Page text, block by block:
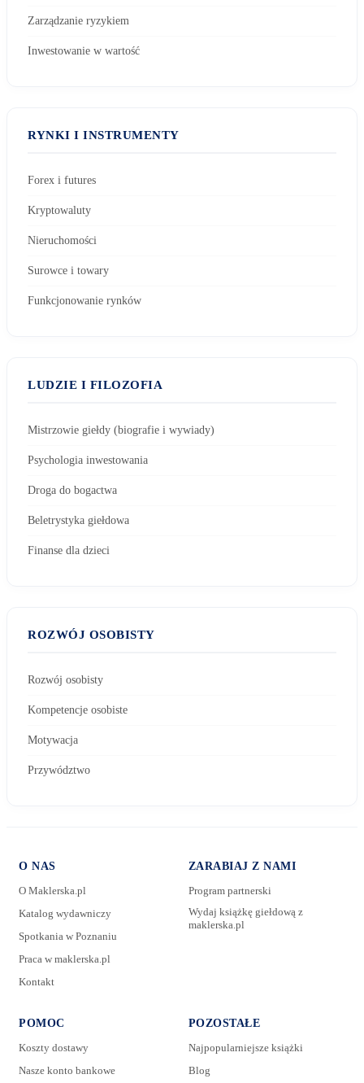
Zarządzanie ryzykiem
Inwestowanie w wartość
RYNKI I INSTRUMENTY
Forex i futures
Kryptowaluty
Nieruchomości
Surowce i towary
Funkcjonowanie rynków
LUDZIE I FILOZOFIA
Mistrzowie giełdy (biografie i wywiady)
Psychologia inwestowania
Droga do bogactwa
Beletrystyka giełdowa
Finanse dla dzieci
ROZWÓJ OSOBISTY
Rozwój osobisty
Kompetencje osobiste
Motywacja
Przywództwo
O NAS
O Maklerska.pl
Katalog wydawniczy
Spotkania w Poznaniu
Praca w maklerska.pl
Kontakt
ZARABIAJ Z NAMI
Program partnerski
Wydaj książkę giełdową z
maklerska.pl
POMOC
Koszty dostawy
Nasze konto bankowe
POZOSTAŁE
Najpopularniejsze książki
Blog
E-mail: